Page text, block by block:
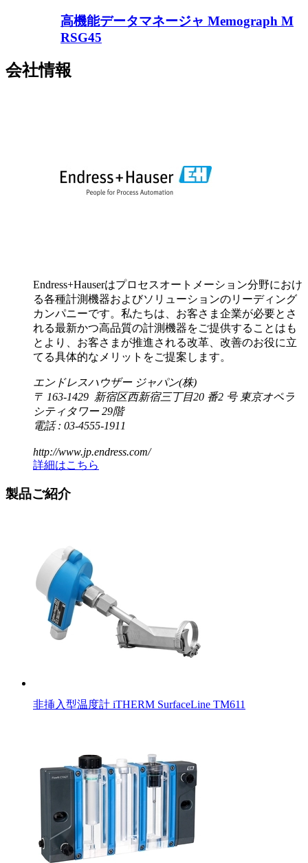
高機能データマネージャ Memograph M
RSG45
会社情報
Endress+Hauserはプロセスオートメーション分野におけ
る各種計測機器およびソリューションのリーディング
カンパニーです。私たちは、お客さま企業が必要とさ
れる最新かつ高品質の計測機器をご提供することはも
とより、お客さまが推進される改革、改善のお役に立
てる具体的なメリットをご提案します。
エンドレスハウザー ジャパン(株)
〒 163-1429 新宿区西新宿三丁目20 番2 号 東京オペラ
シティタワー 29階
電話 : 03-4555-1911
http://www.jp.endress.com/
詳細はこちら
製品ご紹介
非挿入型温度計 iTHERM SurfaceLine TM611